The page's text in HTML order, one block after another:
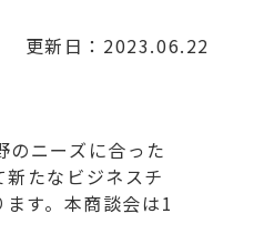
更新日：2023.06.22
ニーズに合った
たなビジネスチ
す。本商談会は1